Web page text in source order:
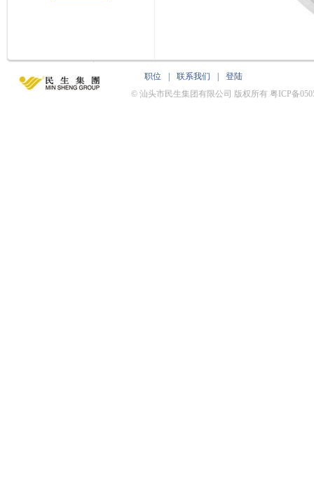
职位 联系我们
登陆
© 汕头市民生集团有限公司 版权所有 粤ICP备